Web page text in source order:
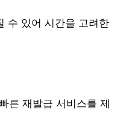
수 있어 시간을 고려한
른 재발급 서비스를 제